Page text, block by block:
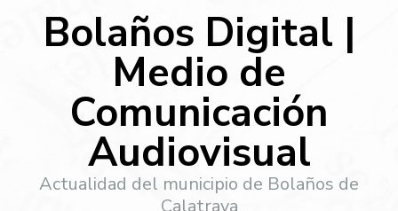
Bolaños Digital |
Medio de
Comunicación
Audiovisual
Actualidad del municipio de Bolaños de
Calatrava